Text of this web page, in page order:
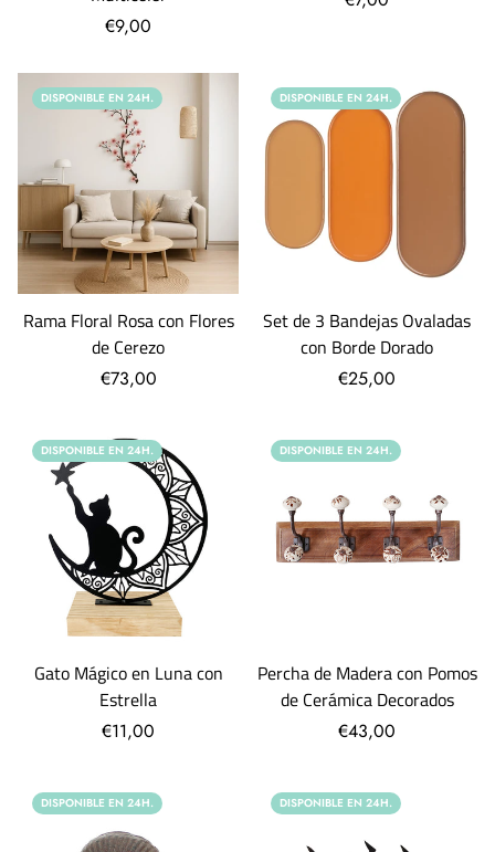
€9,00
DISPONIBLE EN 24H.
Rama Floral Rosa con Flores
de Cerezo
€73,00
DISPONIBLE EN 24H.
Set de 3 Bandejas Ovaladas
con Borde Dorado
€25,00
DISPONIBLE EN 24H.
Gato Mágico en Luna con
Estrella
€11,00
DISPONIBLE EN 24H.
Percha de Madera con Pomos
de Cerámica Decorados
€43,00
DISPONIBLE EN 24H. DISPONIBLE EN 24H.